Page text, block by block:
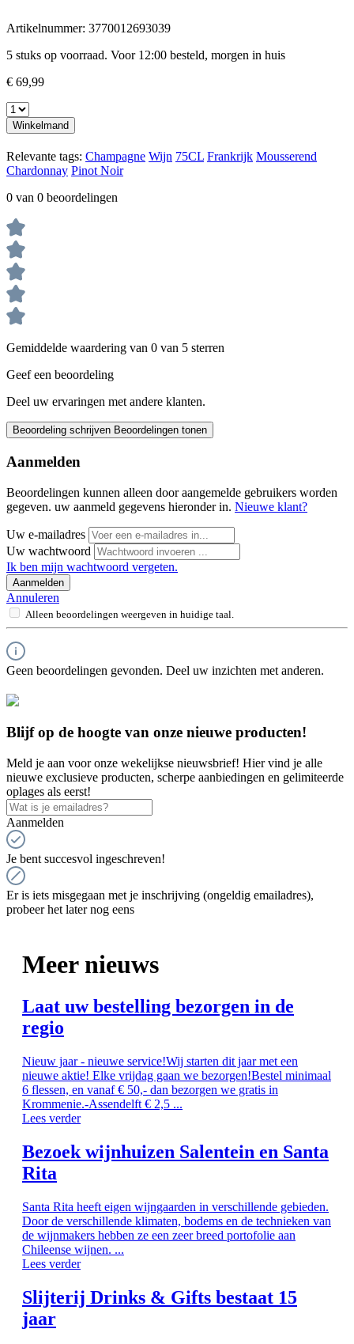
Artikelnummer: 3770012693039
5 stuks op voorraad. Voor 12:00 besteld, morgen in huis
€ 69,99
Winkelmand
Relevante tags: Champagne Wijn 75CL Frankrijk Mousserend
Chardonnay Pinot Noir
0 van 0 beoordelingen
Gemiddelde waardering van 0 van 5 sterren
Geef een beoordeling
Deel uw ervaringen met andere klanten.
Beoordeling schrijven Beoordelingen tonen
Aanmelden
Beoordelingen kunnen alleen door aangemelde gebruikers worden
gegeven. uw aanmeld gegevens hieronder in. Nieuwe klant?
Uw e-mailadres
Uw wachtwoord
Ik ben mijn wachtwoord vergeten.
Aanmelden
Annuleren
Alleen beoordelingen weergeven in huidige taal.
Geen beoordelingen gevonden. Deel uw inzichten met anderen.
Blijf op de hoogte van onze nieuwe producten!
Meld je aan voor onze wekelijkse nieuwsbrief! Hier vind je alle
nieuwe exclusieve producten, scherpe aanbiedingen en gelimiteerde
oplages als eerst!
Aanmelden
Je bent succesvol ingeschreven!
Er is iets misgegaan met je inschrijving (ongeldig emailadres),
probeer het later nog eens
Meer nieuws
Laat uw bestelling bezorgen in de
regio
Nieuw jaar - nieuwe service!Wij starten dit jaar met een
nieuwe aktie! Elke vrijdag gaan we bezorgen!Bestel minimaal
6 flessen, en vanaf € 50,- dan bezorgen we gratis in
Krommenie.-Assendelft € 2,5 ...
Lees verder
Bezoek wijnhuizen Salentein en Santa
Rita
Santa Rita heeft eigen wijngaarden in verschillende gebieden.
Door de verschillende klimaten, bodems en de technieken van
de wijnmakers hebben ze een zeer breed portofolie aan
Chileense wijnen. ...
Lees verder
Slijterij Drinks & Gifts bestaat 15
jaar